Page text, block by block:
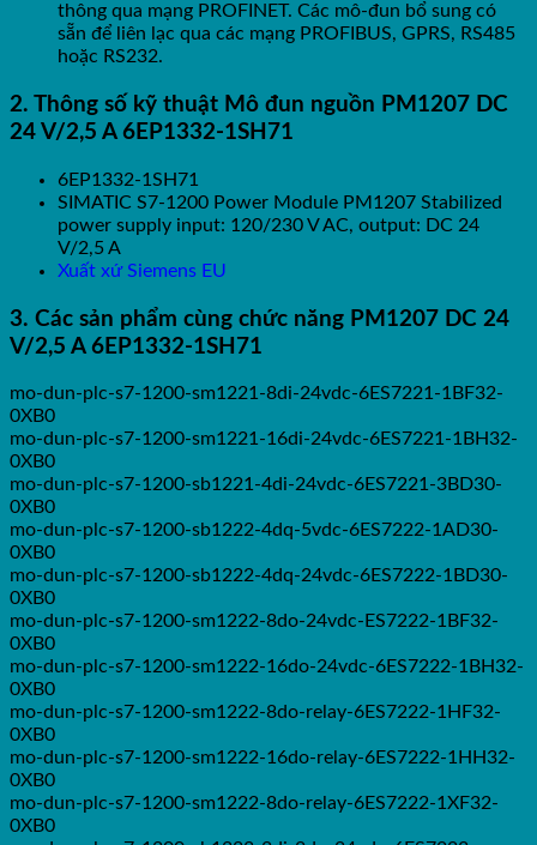
thông qua mạng PROFINET. Các mô-đun bổ sung có
sẵn để liên lạc qua các mạng PROFIBUS, GPRS, RS485
hoặc RS232.
2. Thông số kỹ thuật Mô đun nguồn PM1207 DC
24 V/2,5 A 6EP1332-1SH71
6EP1332-1SH71
SIMATIC S7-1200 Power Module PM1207 Stabilized
power supply input: 120/230 V AC, output: DC 24
V/2,5 A
Xuất xứ Siemens EU
3. Các sản phẩm cùng chức năng PM1207 DC 24
V/2,5 A 6EP1332-1SH71
mo-dun-plc-s7-1200-sm1221-8di-24vdc-6ES7221-1BF32-
0XB0
mo-dun-plc-s7-1200-sm1221-16di-24vdc-6ES7221-1BH32-
0XB0
mo-dun-plc-s7-1200-sb1221-4di-24vdc-6ES7221-3BD30-
0XB0
mo-dun-plc-s7-1200-sb1222-4dq-5vdc-6ES7222-1AD30-
0XB0
mo-dun-plc-s7-1200-sb1222-4dq-24vdc-6ES7222-1BD30-
0XB0
mo-dun-plc-s7-1200-sm1222-8do-24vdc-ES7222-1BF32-
0XB0
mo-dun-plc-s7-1200-sm1222-16do-24vdc-6ES7222-1BH32-
0XB0
mo-dun-plc-s7-1200-sm1222-8do-relay-6ES7222-1HF32-
0XB0
mo-dun-plc-s7-1200-sm1222-16do-relay-6ES7222-1HH32-
0XB0
mo-dun-plc-s7-1200-sm1222-8do-relay-6ES7222-1XF32-
0XB0